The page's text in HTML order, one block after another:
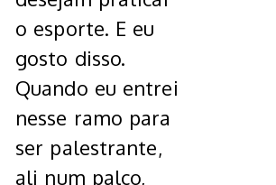
o esporte. E eu
gosto disso.
Quando eu entrei
nesse ramo para
ser palestrante,
ali num palco,